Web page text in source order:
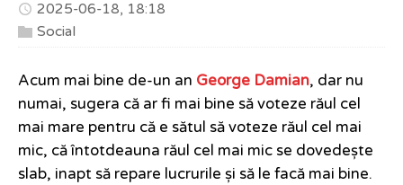
2025-06-18, 18:18
Social
Acum mai bine de-un an George Damian, dar nu
numai, sugera că ar fi mai bine să voteze răul cel
mai mare pentru că e sătul să voteze răul cel mai
mic, că întotdeauna răul cel mai mic se dovedește
slab, inapt să repare lucrurile și să le facă mai bine.